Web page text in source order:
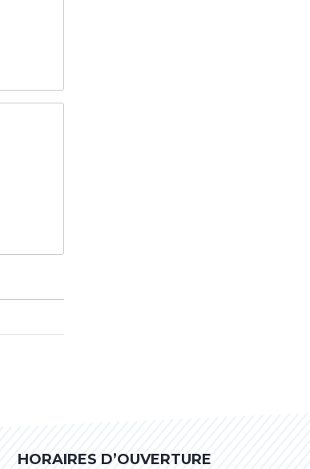
HORAIRES D’OUVERTURE